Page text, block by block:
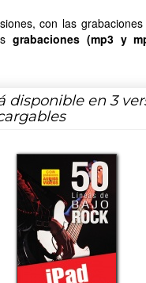
con las
grabaciones (mp3 y
disponible en 3